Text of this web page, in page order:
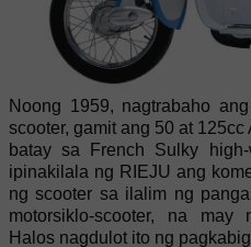
Noong 1959, nagtrabaho
scooter, gamit ang 50 at
batay sa French Sulky
ipinakilala ng RIEJU ang
ng scooter sa ilalim ng
motorsiklo-scooter, na may
Halos nagdulot ito ng